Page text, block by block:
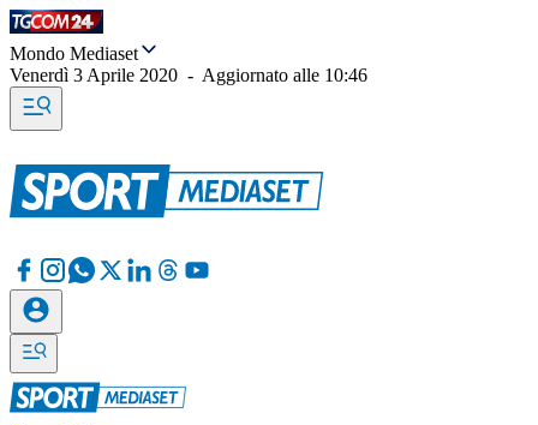
Mondo Mediaset
Venerdì 3 Aprile 2020 - Aggiornato alle 10:46